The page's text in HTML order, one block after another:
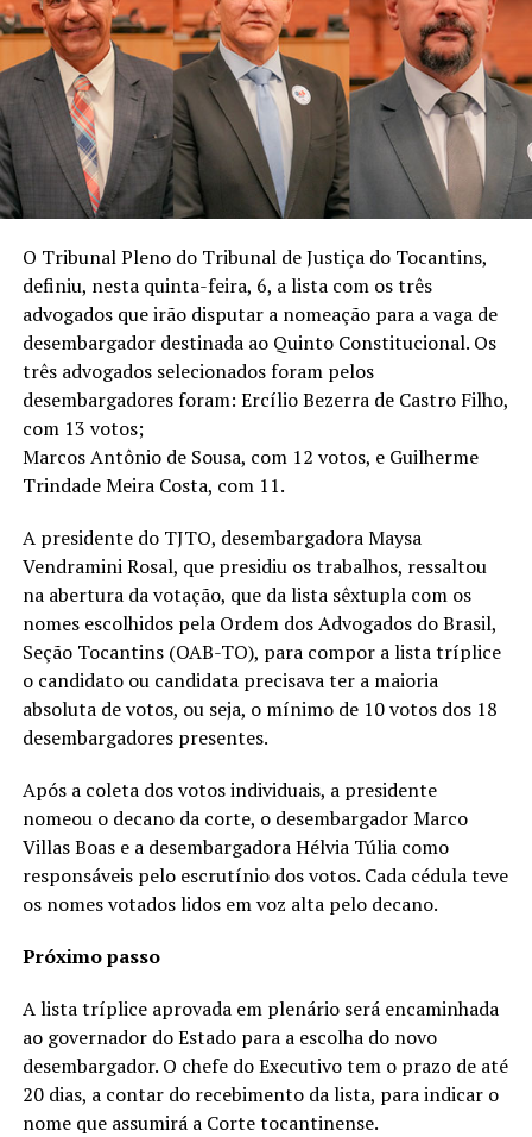
O Tribunal Pleno do Tribunal de Justiça do Tocantins,
definiu, nesta quinta-feira, 6, a lista com os três
advogados que irão disputar a nomeação para a vaga de
desembargador destinada ao Quinto Constitucional. Os
três advogados selecionados foram pelos
desembargadores foram: Ercílio Bezerra de Castro Filho,
com 13 votos;
Marcos Antônio de Sousa, com 12 votos, e Guilherme
Trindade Meira Costa, com 11.
A presidente do TJTO, desembargadora Maysa
Vendramini Rosal, que presidiu os trabalhos, ressaltou
na abertura da votação, que da lista sêxtupla com os
nomes escolhidos pela Ordem dos Advogados do Brasil,
Seção Tocantins (OAB-TO), para compor a lista tríplice
o candidato ou candidata precisava ter a maioria
absoluta de votos, ou seja, o mínimo de 10 votos dos 18
desembargadores presentes.
Após a coleta dos votos individuais, a presidente
nomeou o decano da corte, o desembargador Marco
Villas Boas e a desembargadora Hélvia Túlia como
responsáveis pelo escrutínio dos votos. Cada cédula teve
os nomes votados lidos em voz alta pelo decano.
Próximo passo
A lista tríplice aprovada em plenário será encaminhada
ao governador do Estado para a escolha do novo
desembargador. O chefe do Executivo tem o prazo de até
20 dias, a contar do recebimento da lista, para indicar o
nome que assumirá a Corte tocantinense.